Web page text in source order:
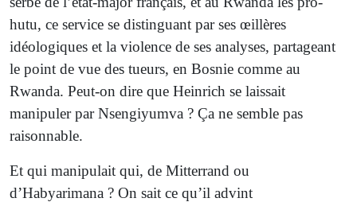
hutu, ce service se distinguant par ses œillères
idéologiques et la violence de ses analyses, partageant
le point de vue des tueurs, en Bosnie comme au
Rwanda. Peut-on dire que Heinrich se laissait
manipuler par Nsengiyumva ? Ça ne semble pas
raisonnable.
Et qui manipulait qui, de Mitterrand ou
d’Habyarimana ? On sait ce qu’il advint